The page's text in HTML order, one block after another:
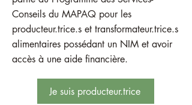
Conseils du MAPAQ pour les
producteur.trice.s et transformateur.trice.s
alimentaires possédant un NIM et avoir
accès à une aide financière.
Je suis producteur.trice